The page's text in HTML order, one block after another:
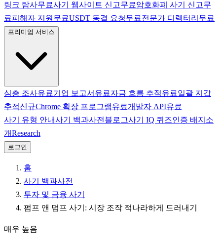
링크 탐사무료사기 웹사이트 신고무료암호화폐 사기 신고무
료피해자 지원 무료USDT 동결 요청무료전문가 디렉터리 무료
프리미엄 서비스
심층 조사유료기업 보고서 유료자금 흐름 추적유료일괄 지갑
추적신규Chrome 확장 프로그램유료개발자 API유료
사기 유형 안내사기 백과사전 블로그사기 IQ 퀴즈인증 배지 소
개Research
로그인
홈
사기 백과사전
투자 및 금융 사기
펌프 앤 덤프 사기: 시장 조작 적나라하게 드러내기
매우 높음